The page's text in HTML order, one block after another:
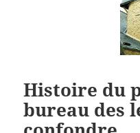
Histoire du
bureau des